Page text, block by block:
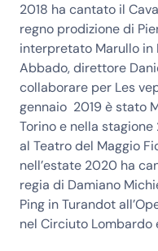
2018 ha cantato il
regno prodizione di
interpretato Marullo in
Abbado, direttore
collaborare per Les
gennaio 2019 è stato
Torino e nella
al Teatro del Maggio
nell’estate 2020 ha
regia di Damiano
Ping in Turandot
nel Circiuto Lombardo